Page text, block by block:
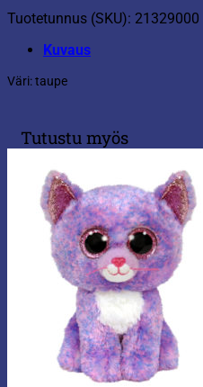
Tuotetunnus (SKU): 21329000
Kuvaus
Väri: taupe
Tutustu myös